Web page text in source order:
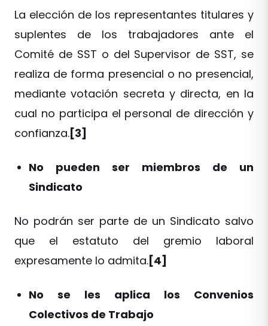
La elección de los representantes titulares y
suplentes de los trabajadores ante el
Comité de SST o del Supervisor de SST, se
realiza de forma presencial o no presencial,
mediante votación secreta y directa, en la
cual no participa el personal de dirección y
confianza. [3]
No pueden ser miembros de un
Sindicato
No podrán ser parte de un Sindicato salvo
que el estatuto del gremio laboral
expresamente lo admita. [4]
No se les aplica los Convenios
Colectivos de Trabajo